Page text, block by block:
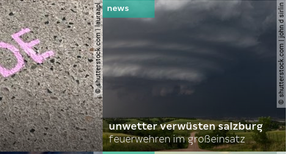
© shutterstock.com | lauraapl © shutterstock.com | john d sirlin
unwetter verwüsten salzburg
feuerwehren im großeinsatz